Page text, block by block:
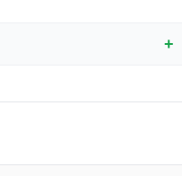
+